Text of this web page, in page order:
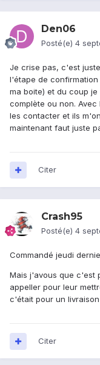
Den06
Posté(e) 4
Je crise pas, c'est
l'étape de
ma boite) et du coup
complète ou non.
les contacter et ils
maintenant faut juste
Citer
Crash95
Posté(e) 4
Commandé jeudi
Mais j'avous que c'est
appeller pour leur
c'était pour un livraison
Citer